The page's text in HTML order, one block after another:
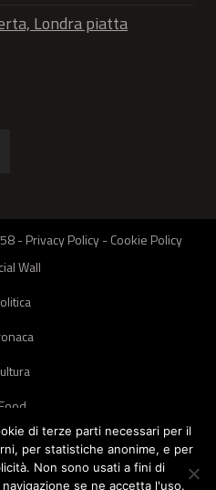
Londra piatta
-Privacy Policy-Cookie Policy
Wall
Food
Pets
di terze parti necessari per il
per statistiche anonime, e per
Non sono usati a fini di
se ne accetta l'uso.